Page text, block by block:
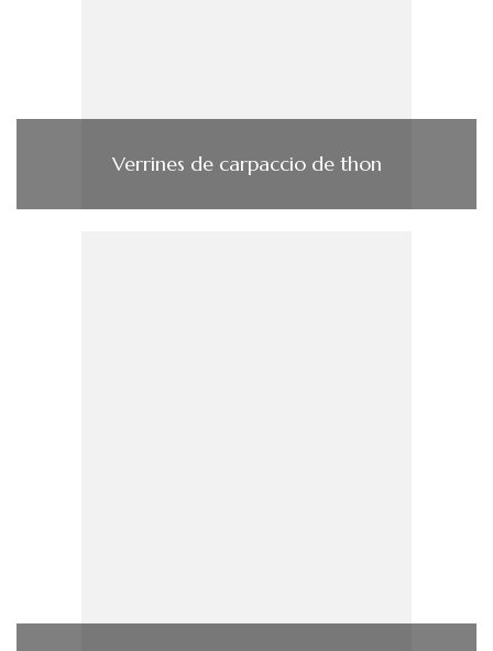
Verrines de carpaccio de thon